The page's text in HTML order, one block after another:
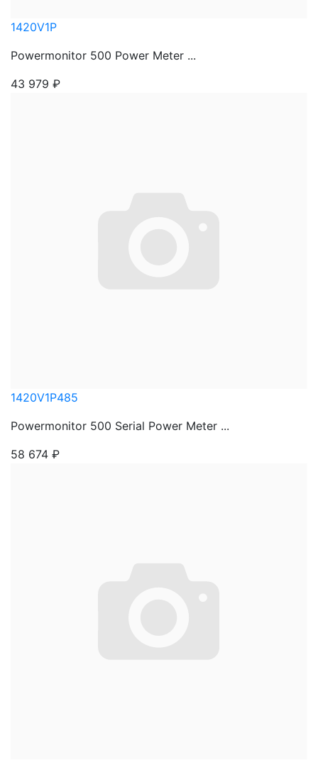
1420V1P
Powermonitor 500 Power Meter ...
43 979 ₽
1420V1P485
Powermonitor 500 Serial Power Meter ...
58 674 ₽